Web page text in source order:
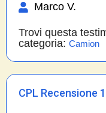
Marco V.
Trovi questa
categoria: Camion
CPL Recensione